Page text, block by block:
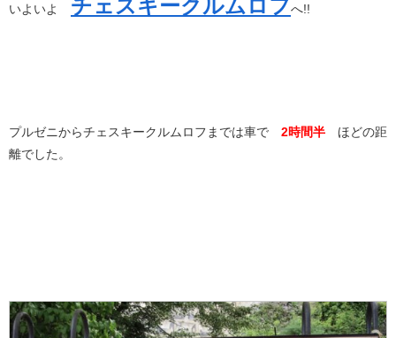
いよいよ チェスキークルムロフへ!!
プルゼニからチェスキークルムロフまでは車で 2時間半 ほどの距
離でした。